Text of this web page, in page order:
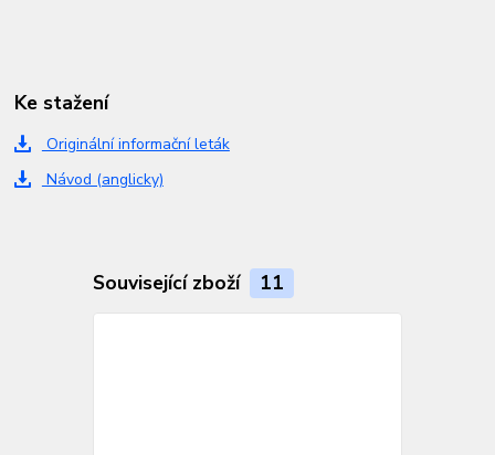
Ke stažení
Originální informační leták
Návod (anglicky)
Související zboží 11